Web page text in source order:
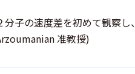
子の速度差を初めて観察し、
准教授)